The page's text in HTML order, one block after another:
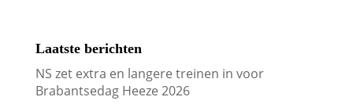
Laatste berichten
NS zet extra en langere treinen in voor
Brabantsedag Heeze 2026